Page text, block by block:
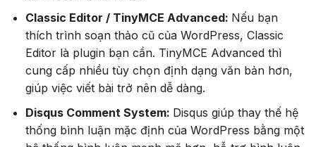
Classic Editor / TinyMCE Advanced: Nếu bạn
thích trình soạn thảo cũ của WordPress, Classic
Editor là plugin bạn cần. TinyMCE Advanced thì
cung cấp nhiều tùy chọn định dạng văn bản hơn,
giúp việc viết bài trở nên dễ dàng.
Disqus Comment System: Disqus giúp thay thế hệ
thống bình luận mặc định của WordPress bằng một